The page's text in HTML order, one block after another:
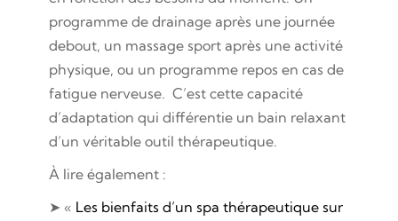
programme de drainage après une journée
debout, un massage sport après une activité
physique, ou un programme repos en cas de
fatigue nerveuse. C’est cette capacité
d’adaptation qui différentie un bain relaxant
d’un véritable outil thérapeutique.
À lire également :
➤ « Les bienfaits d’un spa thérapeutique sur